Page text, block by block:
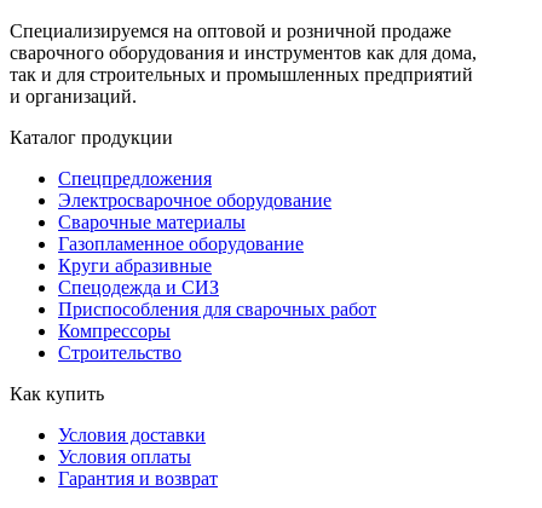
Специализируемся на оптовой и розничной продаже
сварочного оборудования и инструментов как для дома,
так и для строительных и промышленных предприятий
и организаций.
Каталог продукции
Спецпредложения
Электросварочное оборудование
Сварочные материалы
Газопламенное оборудование
Круги абразивные
Спецодежда и СИЗ
Приспособления для сварочных работ
Компрессоры
Строительство
Как купить
Условия доставки
Условия оплаты
Гарантия и возврат